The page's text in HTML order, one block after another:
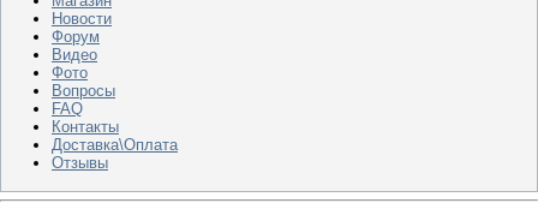
Новости
Форум
Видео
Фото
Вопросы
FAQ
Контакты
Доставка\Оплата
Отзывы